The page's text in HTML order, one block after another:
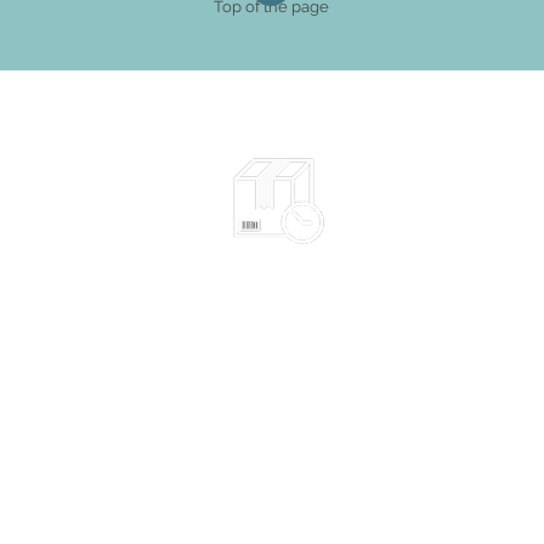
Top of the page